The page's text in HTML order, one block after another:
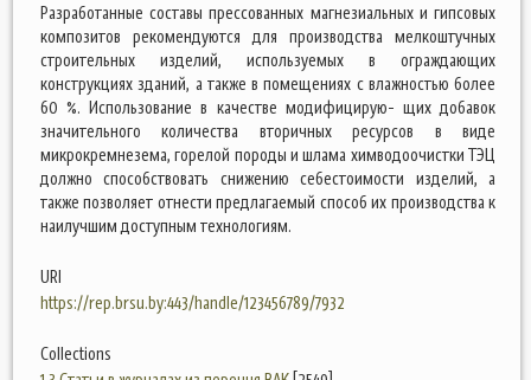
Разработанные составы прессованных магнезиальных и гипсовых
композитов рекомендуются для производства мелкоштучных
строительных изделий, используемых в ограждающих
конструкциях зданий, а также в помещениях с влажностью более
60 %. Использование в качестве модифицирую- щих добавок
значительного количества вторичных ресурсов в виде
микрокремнезема, горелой породы и шлама химводоочистки ТЭЦ
должно способствовать снижению себестоимости изделий, а
также позволяет отнести предлагаемый способ их производства к
наилучшим доступным технологиям.
URI
https://rep.brsu.by:443/handle/123456789/7932
Collections